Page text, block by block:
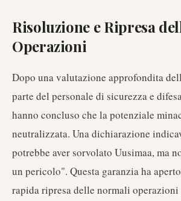
Risoluzione e Ripresa
Operazioni
Dopo una valutazione approfondita
parte del personale di sicurezza e
hanno concluso che la potenziale
neutralizzata. Una dichiarazione
potrebbe aver sorvolato Uusimaa, ma
un pericolo". Questa garanzia ha
rapida ripresa delle normali